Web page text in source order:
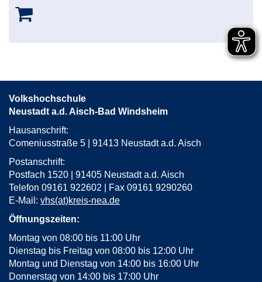
Volkshochschule
Neustadt a.d. Aisch-Bad Windsheim
Hausanschrift:
Comeniusstraße 5 | 91413 Neustadt a.d. Aisch
Postanschrift:
Postfach 1520 | 91405 Neustadt a.d. Aisch
Telefon 09161 922602 | Fax 09161 9290260
E-Mail: vhs(at)kreis-nea.de
Öffnungszeiten:
Montag von 08:00 bis 11:00 Uhr
Dienstag bis Freitag von 08:00 bis 12:00 Uhr
Montag und Dienstag von 14:00 bis 16:00 Uhr
Donnerstag von 14:00 bis 17:00 Uhr